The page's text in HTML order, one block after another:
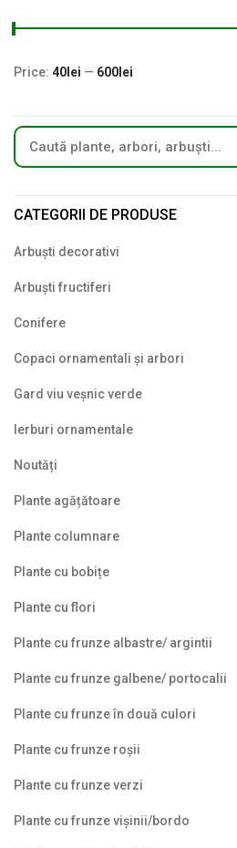
Price: 40lei — 600lei
CATEGORII DE PRODUSE
Arbuști decorativi
Arbuști fructiferi
Conifere
Copaci ornamentali și arbori
Gard viu veșnic verde
Ierburi ornamentale
Noutăți
Plante agățătoare
Plante columnare
Plante cu bobițe
Plante cu flori
Plante cu frunze albastre/ argintii
Plante cu frunze galbene/ portocalii
Plante cu frunze în două culori
Plante cu frunze roșii
Plante cu frunze verzi
Plante cu frunze vișinii/bordo